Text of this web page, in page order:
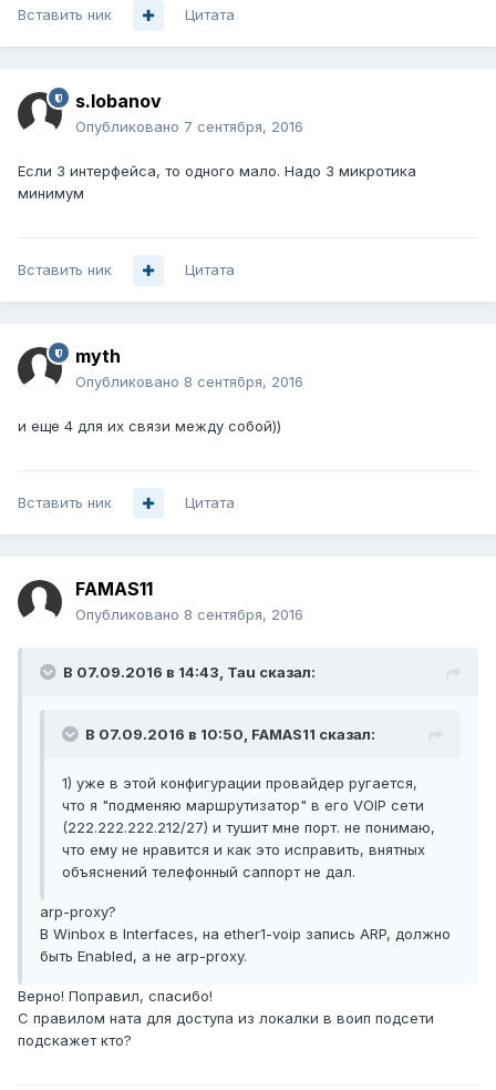
Вставить ник Цитата
s.lobanov
Опубликовано 7 сентября, 2016
Если 3 интерфейса, то одного мало. Надо 3 микротика
минимум
Вставить ник Цитата
myth
Опубликовано 8 сентября, 2016
и еще 4 для их связи между собой))
Вставить ник Цитата
FAMAS11
Опубликовано 8 сентября, 2016
В 07.09.2016 в 14:43, Tau сказал:
В 07.09.2016 в 10:50, FAMAS11 сказал:
1) уже в этой конфигурации провайдер ругается,
что я "подменяю маршрутизатор" в его VOIP сети
(222.222.222.212/27) и тушит мне порт. не понимаю,
что ему не нравится и как это исправить, внятных
объяснений телефонный саппорт не дал.
arp-proxy?
В Winbox в Interfaces, на ether1-voip запись ARP, должно
быть Enabled, а не arp-proxy.
Верно! Поправил, спасибо!
С правилом ната для доступа из локалки в воип подсети
подскажет кто?